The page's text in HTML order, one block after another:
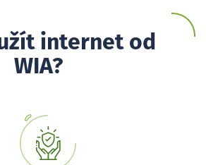
internet od
WIA?